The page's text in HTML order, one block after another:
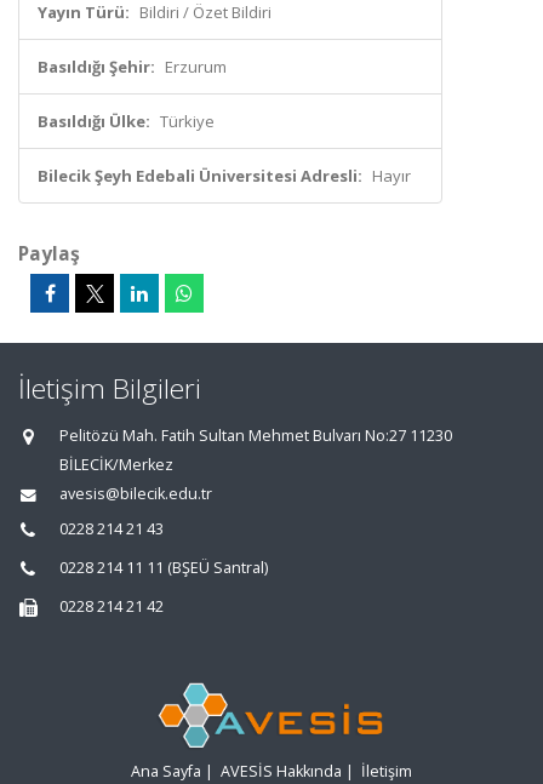
Yayın Türü: Bildiri / Özet Bildiri
Basıldığı Şehir: Erzurum
Basıldığı Ülke: Türkiye
Bilecik Şeyh Edebali Üniversitesi Adresli: Hayır
Paylaş
İletişim Bilgileri
Pelitözü Mah. Fatih Sultan Mehmet Bulvarı No:27 11230
BİLECİK/Merkez
avesis@bilecik.edu.tr
0228 214 21 43
0228 214 11 11 (BŞEÜ Santral)
0228 214 21 42
Ana Sayfa | AVESİS Hakkında | İletişim